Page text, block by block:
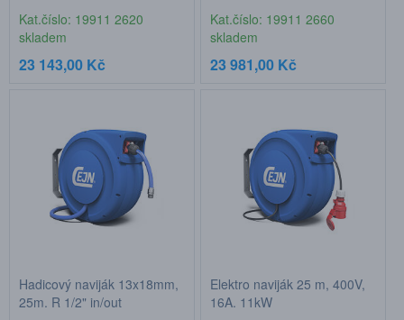
Kat.číslo: 19911 2620
skladem
23 143,00 Kč
Kat.číslo: 19911 2660
skladem
23 981,00 Kč
Hadicový naviják 13x18mm,
25m, R 1/2" in/out
Elektro naviják 25 m, 400V,
16A, 11kW